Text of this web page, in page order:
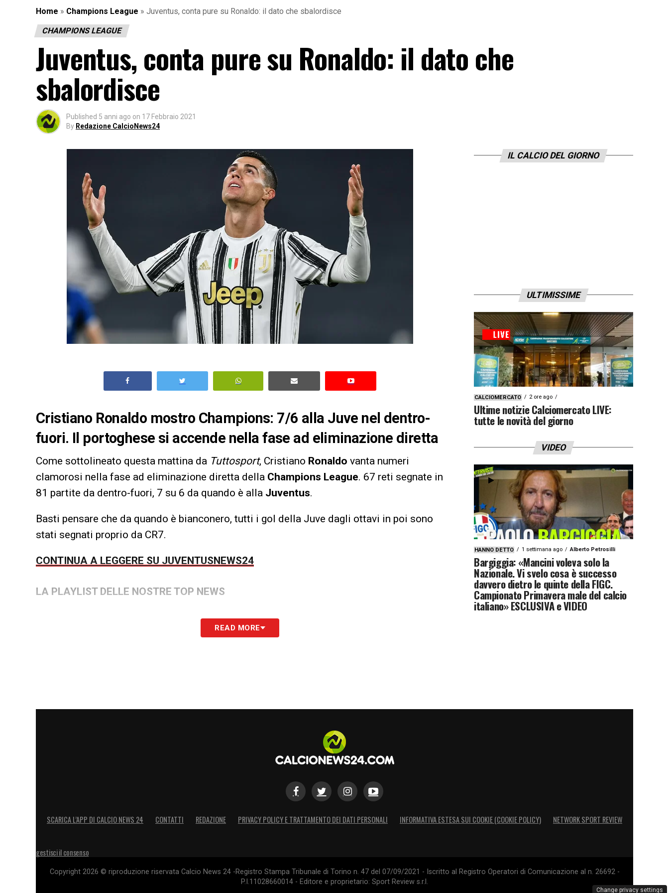
Home » Champions League » Juventus, conta pure su Ronaldo: il dato che sbalordisce
CHAMPIONS LEAGUE
Juventus, conta pure su Ronaldo: il dato che
sbalordisce
Published 5 anni ago on 17 Febbraio 2021
By Redazione CalcioNews24
Cristiano Ronaldo mostro Champions: 7/6 alla Juve nel dentro-
fuori. Il portoghese si accende nella fase ad eliminazione diretta
Come sottolineato questa mattina da Tuttosport, Cristiano Ronaldo vanta numeri
clamorosi nella fase ad eliminazione diretta della Champions League. 67 reti segnate in
81 partite da dentro-fuori, 7 su 6 da quando è alla Juventus.
Basti pensare che da quando è bianconero, tutti i gol della Juve dagli ottavi in poi sono
stati segnati proprio da CR7.
CONTINUA A LEGGERE SU JUVENTUSNEWS24
LA PLAYLIST DELLE NOSTRE TOP NEWS
READ MORE
IL CALCIO DEL GIORNO
ULTIMISSIME
CALCIOMERCATO 2 ore ago
Ultime notizie Calciomercato LIVE:
tutte le novità del giorno
VIDEO
HANNO DETTO 1 settimana ago Alberto Petrosilli
Bargiggia: «Mancini voleva solo la
Nazionale. Vi svelo cosa è successo
davvero dietro le quinte della FIGC.
Campionato Primavera male del calcio
italiano» ESCLUSIVA e VIDEO
SCARICA L’APP DI CALCIO NEWS 24 CONTATTI REDAZIONE PRIVACY POLICY E TRATTAMENTO DEI DATI PERSONALI INFORMATIVA ESTESA SUI COOKIE (COOKIE POLICY) NETWORK SPORT REVIEW
gestisci il consenso
Copyright 2026 © riproduzione riservata Calcio News 24 -Registro Stampa Tribunale di Torino n. 47 del 07/09/2021 - Iscritto al Registro Operatori di Comunicazione al n. 26692 -
P.I.11028660014 - Editore e proprietario: Sport Review s.r.l.
Change privacy settings